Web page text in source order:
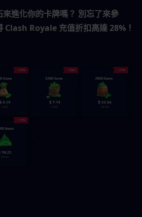
進化你的卡牌嗎？ 別忘了來參
Clash Royale 充值折扣高達 28%！